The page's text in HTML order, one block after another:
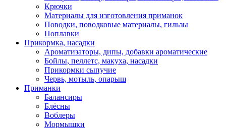
Крючки
Материалы для изготовления приманок
Поводки, поводковые материалы, гильзы
Поплавки
Прикормка, насадки
Ароматизаторы, дипы, добавки ароматические
Бойлы, пеллетс, макуха, насадки
Прикормки сыпучие
Червь, мотыль, опарыш
Приманки
Балансиры
Блёсны
Воблеры
Мормышки